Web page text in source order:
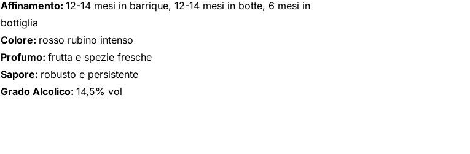
Affinamento: 12-14 mesi in barrique, 12-14 mesi in botte, 6 mesi in
bottiglia
Colore: rosso rubino intenso
Profumo: frutta e spezie fresche
Sapore: robusto e persistente
Grado Alcolico: 14,5% vol